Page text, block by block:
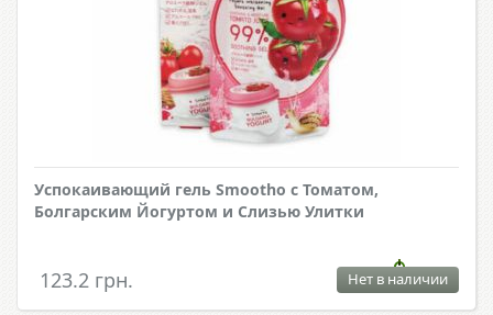
Успокаивающий гель Smootho с Томатом,
Болгарским Йогуртом и Слизью Улитки
123.2 грн. Нет в наличии